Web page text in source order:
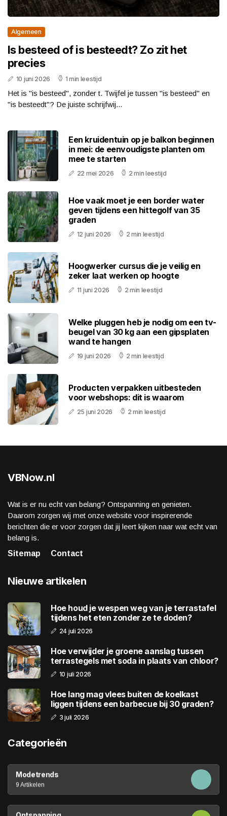
Algemeen
Is besteed of is besteedt? Zo zit het
precies
10 juni 2026 1 min leestijd
Het is "is besteed", zonder t. Twijfel je tussen "is besteed" en
"is besteedt"? De juiste schrijfwij...
Een kruidentuin op je balkon beginnen
in mei: de eenvoudigste planten om
mee te starten
22 mei 2026 2 min leestijd
Hoe vaak moet je een border water
geven tijdens een hittegolf van 35
graden
12 juni 2026 2 min leestijd
Hoogwerker cursus die je veilig en
zeker laat werken op hoogte
11 juni 2026 2 min leestijd
Welke pluggen heb je nodig om een tv-
beugel van 30 kg aan een gipsplaten
wand te hangen
19 juni 2026 2 min leestijd
Producten verpakken uitbesteden
voor webshops: dit is waarom
25 juni 2026 2 min leestijd
VBNow.nl
Wat is er nu echt van belang? Ontspanning en genieten.
Daarom zorgen wij met onze website voor inspirerende
berichten die er voor zorgen dat jij leert kijken naar wat echt van
belang is.
Sitemap
Contact
Nieuwe artikelen
Hoe houd je wespen weg van je terrastafel
tijdens het eten zonder ze te doden?
24 juli 2026
Hoe verwijder je groene aanslag tussen
terrastegels met soda in plaats van chloor?
10 juli 2026
Hoe lang mag vlees buiten de koelkast
liggen tijdens een barbecue bij 30 graden?
3 juli 2026
Categorieën
Modetrends
9 Artikelen